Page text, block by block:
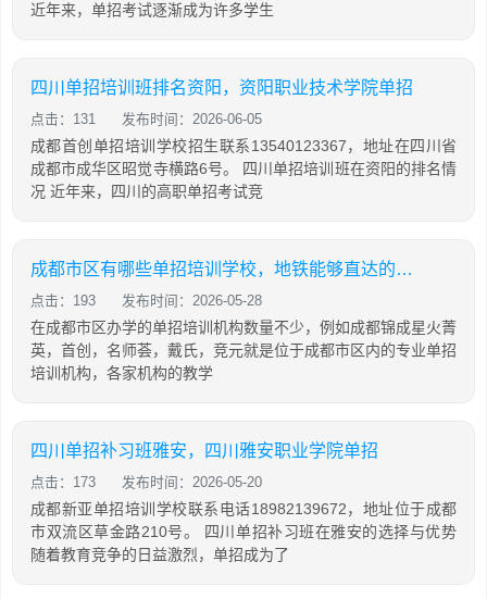
近年来，单招考试逐渐成为许多学生
四川单招培训班排名资阳，资阳职业技术学院单招
点击：131 发布时间：2026-06-05
成都首创单招培训学校招生联系13540123367，地址在四川省
成都市成华区昭觉寺横路6号。 四川单招培训班在资阳的排名情
况 近年来，四川的高职单招考试竞
成都市区有哪些单招培训学校，地铁能够直达的机构有哪些
点击：193 发布时间：2026-05-28
在成都市区办学的单招培训机构数量不少，例如成都锦成星火菁
英，首创，名师荟，戴氏，竞元就是位于成都市区内的专业单招
培训机构，各家机构的教学
四川单招补习班雅安，四川雅安职业学院单招
点击：173 发布时间：2026-05-20
成都新亚单招培训学校联系电话18982139672，地址位于成都
市双流区草金路210号。 四川单招补习班在雅安的选择与优势
随着教育竞争的日益激烈，单招成为了